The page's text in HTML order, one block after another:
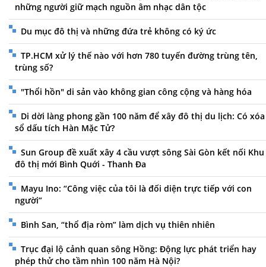
những người giữ mạch nguồn âm nhạc dân tộc
Du mục đô thị và những đứa trẻ không có ký ức
TP.HCM xử lý thế nào với hơn 780 tuyến đường trùng tên,
trùng số?
"Thổi hồn" di sản vào không gian công cộng và hàng hóa
Di dời làng phong gần 100 năm để xây đô thị du lịch: Có xóa
sổ dấu tích Hàn Mặc Tử?
Sun Group đề xuất xây 4 cầu vượt sông Sài Gòn kết nối Khu
đô thị mới Bình Quới - Thanh Đa
Mayu Ino: “Công việc của tôi là đối diện trực tiếp với con
người”
Bình San, “thổ địa ròm” làm dịch vụ thiên nhiên
Trục đại lộ cảnh quan sông Hồng: Động lực phát triển hay
phép thử cho tầm nhìn 100 năm Hà Nội?